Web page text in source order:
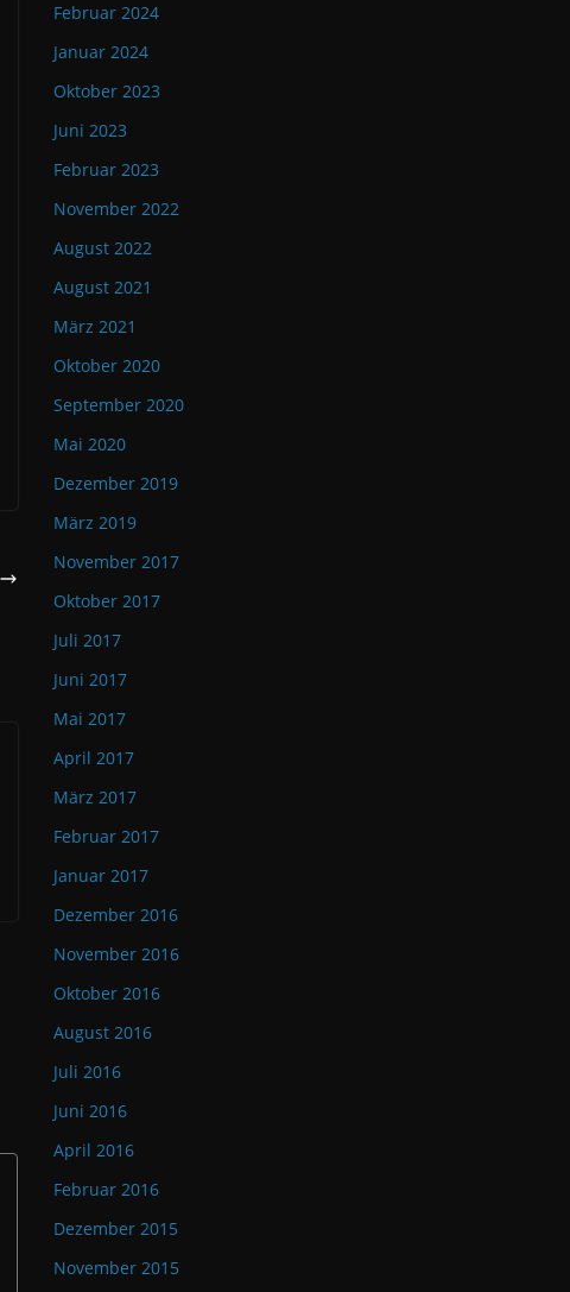
Februar 2024
Januar 2024
Oktober 2023
Juni 2023
Februar 2023
November 2022
August 2022
August 2021
März 2021
Oktober 2020
September 2020
Mai 2020
Dezember 2019
März 2019
November 2017
Oktober 2017
Juli 2017
Juni 2017
Mai 2017
April 2017
März 2017
Februar 2017
Januar 2017
Dezember 2016
November 2016
Oktober 2016
August 2016
Juli 2016
Juni 2016
April 2016
Februar 2016
Dezember 2015
November 2015